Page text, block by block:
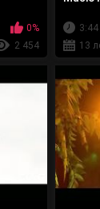
0%
2 454
3:44
13